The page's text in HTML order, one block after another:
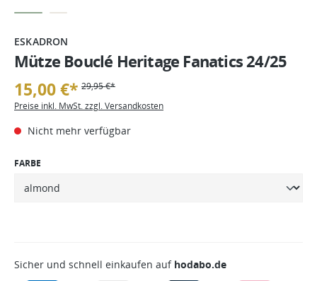
ESKADRON
Mütze Bouclé Heritage Fanatics 24/25
15,00 €* 29,95 €*
Preise inkl. MwSt. zzgl. Versandkosten
Nicht mehr verfügbar
FARBE
Sicher und schnell einkaufen auf hodabo.de